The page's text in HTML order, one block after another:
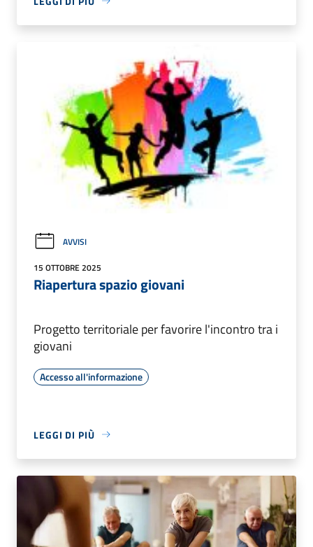
AVVISI
15 OTTOBRE 2025
Riapertura spazio giovani
Progetto territoriale per favorire l'incontro tra i
giovani
Accesso all'informazione
LEGGI DI PIÙ